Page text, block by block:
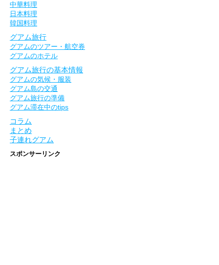
中華料理
日本料理
韓国料理
グアム旅行
グアムのツアー・航空券
グアムのホテル
グアム旅行の基本情報
グアムの気候・服装
グアム島の交通
グアム旅行の準備
グアム滞在中のtips
コラム
まとめ
子連れグアム
スポンサーリンク